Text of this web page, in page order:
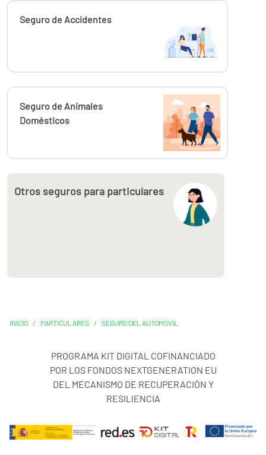
Calcúlalo ahora
Seguro de Accidentes
Calcúlalo ahora
Seguro de Animales
Domésticos
Otros seguros para particulares
INICIO / PARTICULARES / SEGURO DEL AUTOMÓVIL
PROGRAMA KIT DIGITAL COFINANCIADO
POR LOS FONDOS NEXTGENERATION EU
DEL MECANISMO DE RECUPERACIÓN Y
RESILIENCIA